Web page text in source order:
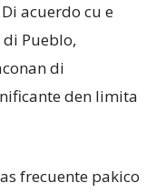
acuerdo cu e
Pueblo,
di
den limita
frecuente pakico